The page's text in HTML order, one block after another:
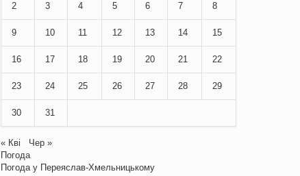
2 3 4 5 6 7 8
9 10 11 12 13 14 15
16 17 18 19 20 21 22
23 24 25 26 27 28 29
30 31
« Кві
Чер »
Погода
Погода у Переяслав-Хмельницькому